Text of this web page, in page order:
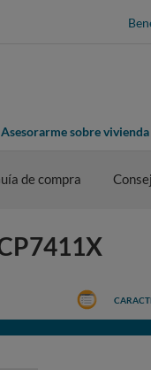
Asesorarme sobre vivienda
de compra